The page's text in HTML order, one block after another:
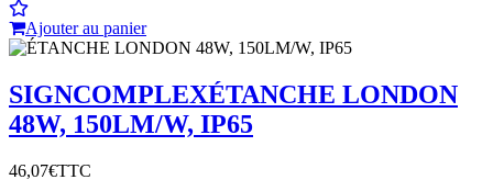
Ajouter au panier
SIGNCOMPLEXÉTANCHE LONDON
48W, 150LM/W, IP65
46,07€TTC